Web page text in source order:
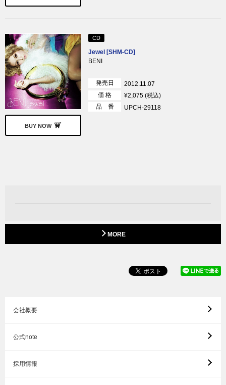
BUY NOW
CD
Jewel [SHM-CD]
BENI
発売日
2012.11.07
価 格
¥2,075 (税込)
品 番
UPCH-29118
MORE
会社概要
公式note
採用情報